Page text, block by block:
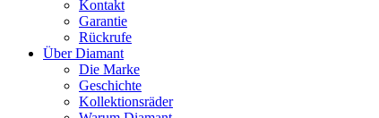
Kontakt
Garantie
Rückrufe
Über Diamant
Die Marke
Geschichte
Kollektionsräder